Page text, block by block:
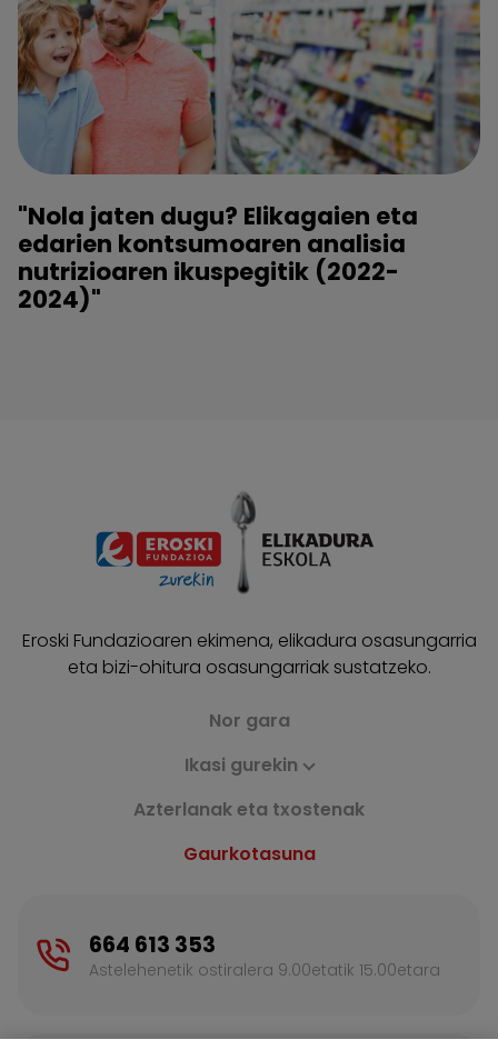
"Nola jaten dugu? Elikagaien eta
edarien kontsumoaren analisia
nutrizioaren ikuspegitik (2022-
2024)"
Eroski Fundazioaren ekimena, elikadura osasungarria
eta bizi-ohitura osasungarriak sustatzeko.
Nor gara
Ikasi gurekin
Azterlanak eta txostenak
Gaurkotasuna
664 613 353
Astelehenetik ostiralera 9.00etatik 15.00etara